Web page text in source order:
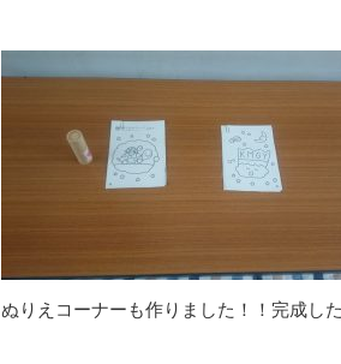
ぬりえコーナーも作りました！！完成し